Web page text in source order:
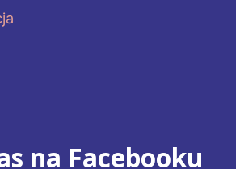
na Facebooku